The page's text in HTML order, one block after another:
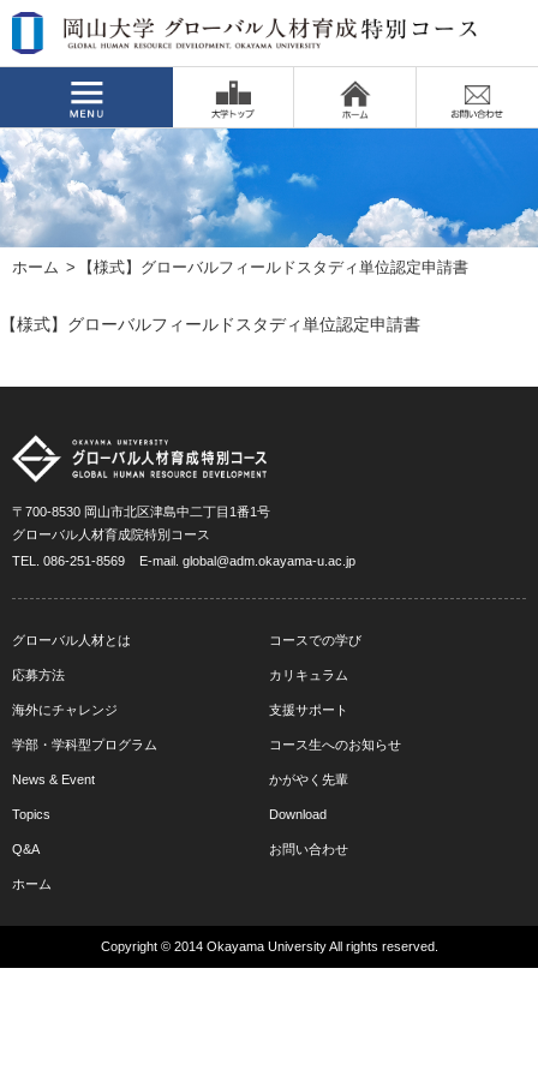
ホーム 【様式】グローバルフィールドスタディ単位認定申請書
【様式】グローバルフィールドスタディ単位認定申請書
〒700-8530 岡山市北区津島中二丁目1番1号
グローバル人材育成院特別コース
TEL. 086-251-8569 E-mail. global@adm.okayama-u.ac.jp
グローバル人材とは コースでの学び
応募方法 カリキュラム
海外にチャレンジ 支援サポート
学部・学科型プログラム コース生へのお知らせ
News & Event かがやく先輩
Topics Download
Q&A お問い合わせ
ホーム
Copyright © 2014 Okayama University All rights reserved.